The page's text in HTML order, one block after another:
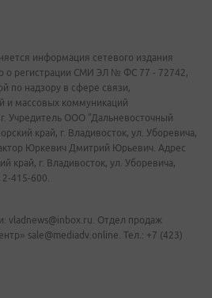
информация сетевого издания
о регистрации СМИ ЭЛ № ФС 77 - 72742,
по надзору в сфере связи,
и массовых коммуникаций
Учредитель ООО "Дальневосточный
край, г. Владивосток, ул. Уборевича,
Юркевич Дмитрий Юрьевич. Адрес
край, г. Владивосток, ул. Уборевича,
415-600.
vladnews@inbox.ru. Отдел продаж
sale@mediadv.online. Тел.: +7 (423)